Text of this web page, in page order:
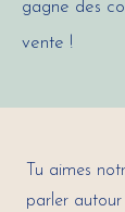
gagne des
vente !
Tu aimes
parler